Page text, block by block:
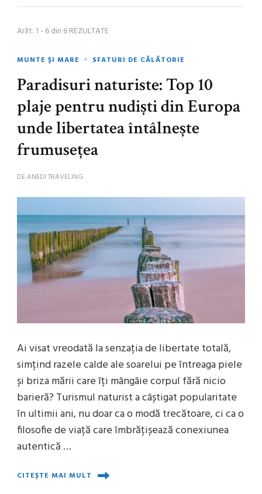
Arăt: 1 - 6 din 6 REZULTATE
MUNTE ȘI MARE SFATURI DE CĂLĂTORIE
Paradisuri naturiste: Top 10
plaje pentru nudiști din Europa
unde libertatea întâlnește
frumusețea
DEANEDI TRAVELING
Ai visat vreodată la senzația de libertate totală,
simțind razele calde ale soarelui pe întreaga piele
și briza mării care îți mângâie corpul fără nicio
barieră? Turismul naturist a câștigat popularitate
în ultimii ani, nu doar ca o modă trecătoare, ci ca o
filosofie de viață care îmbrățișează conexiunea
autentică …
CITEȘTE MAI MULT